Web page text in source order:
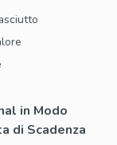
in Modo
di Scadenza